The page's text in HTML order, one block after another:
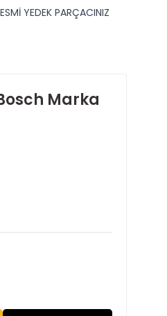
YEDEK PARÇACINIZ
Marka